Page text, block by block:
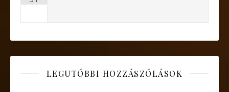
LEGUTÓBBI HOZZÁSZÓLÁSOK